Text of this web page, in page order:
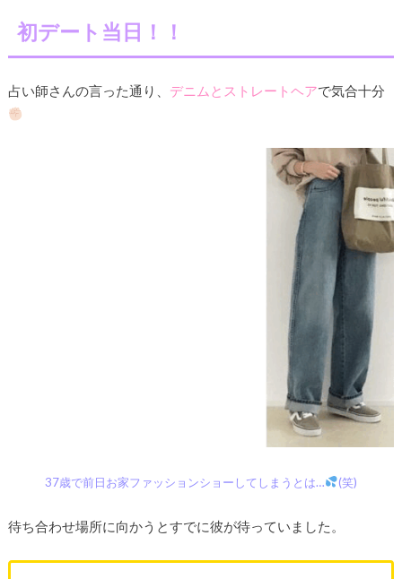
初デート当日！！
占い師さんの言った通り、 デニムとストレートヘアで気合十分
37歳で前日お家ファッションショーしてしまうとは… (笑)
待ち合わせ場所に向かうとすでに彼が待っていました。